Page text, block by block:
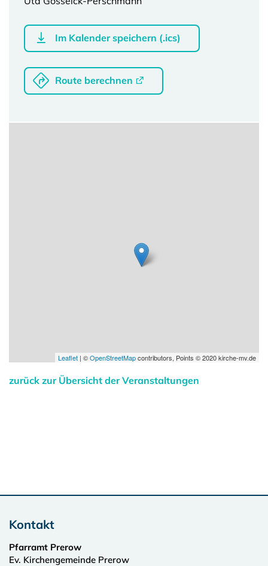
Im Kalender speichern (.ics)
Route berechnen
Leaflet | ©OpenStreetMapcontributors, Points © 2020 kirche-mv.de
zurück zur Übersicht der Veranstaltungen
Kontakt
Pfarramt Prerow
Ev. Kirchengemeinde Prerow